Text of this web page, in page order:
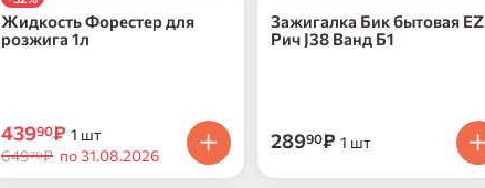
Жидкость Форестер для
розжига 1л
43990₽ 1 шт
64970₽ по 31.08.2026
Зажигалка Бик бытовая EZ
Рич J38 Ванд Б1
28990₽ 1 шт